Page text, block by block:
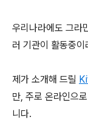
우리나라에도 그라
러 기관이 활동중이
제가 소개해 드릴
만, 주로 온라인으
니다.